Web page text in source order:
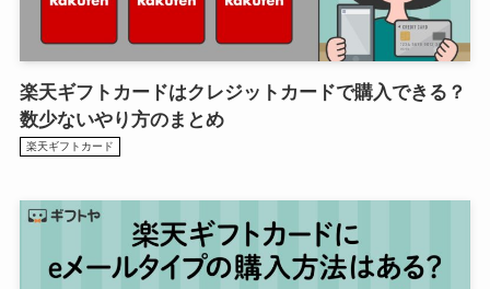
楽天ギフトカードはクレジットカードで購入できる？
数少ないやり方のまとめ
楽天ギフトカード